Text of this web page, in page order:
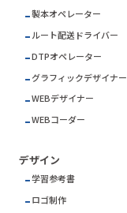
製本オペレーター
ルート配送ドライバー
DTPオペレーター
グラフィックデザイナー
WEBデザイナー
WEBコーダー
デザイン
学習参考書
ロゴ制作